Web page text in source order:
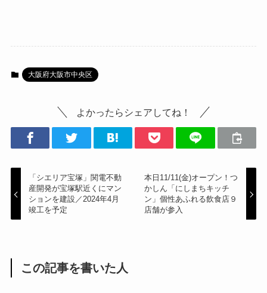
大阪府大阪市中央区
よかったらシェアしてね！
「シエリア宝塚」関電不動
産開発が宝塚駅近くにマン
ションを建設／2024年4月
竣工を予定
本日11/11(金)オープン！つ
かしん「にしまちキッチ
ン」個性あふれる飲食店９
店舗が参入
この記事を書いた人